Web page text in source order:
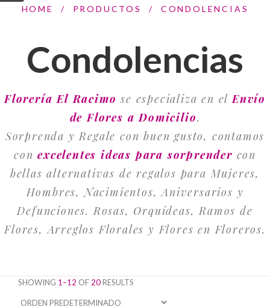
HOME / PRODUCTOS / CONDOLENCIAS
Condolencias
Florería El Racimo se especializa en elEnvío
de Flores a Domicilio.
Sorprenda y Regale con buen gusto, contamos
conexcelentes ideas para sorprender con
bellas alternativas de regalos para Mujeres,
Hombres, Nacimientos, Aniversarios y
Defunciones. Rosas, Orquídeas, Ramos de
Flores, Arreglos Florales y Flores en Floreros.
SHOWING 1–12 OF 20RESULTS